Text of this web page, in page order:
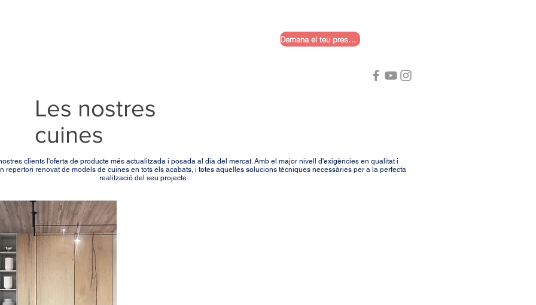
Demana el teu pressupost
Les nostres
cuines
clients l'oferta de producte més actualitzada i posada al dia del mercat. Amb el major nivell d'exigències en qualitat i
repertori renovat de models de cuines en tots els acabats, i totes aquelles solucions tècniques necessàries per a la perfecta
realització del seu projecte